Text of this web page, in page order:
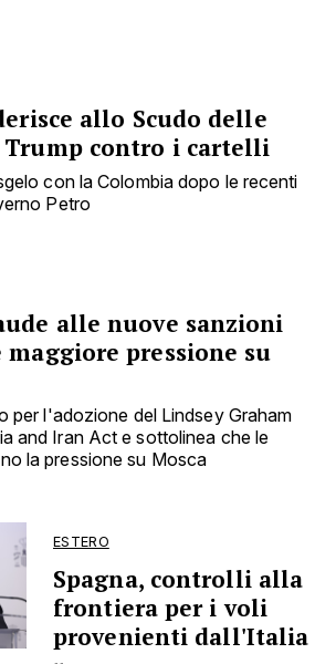
allo Scudo delle
Trump contro i cartelli
con la Colombia dopo le recenti
Petro
alle nuove sanzioni
maggiore pressione su
per l'adozione del Lindsey Graham
and Iran Act e sottolinea che le
la pressione su Mosca
ESTERO
Spagna, controlli alla
frontiera per i voli
provenienti dall'Italia